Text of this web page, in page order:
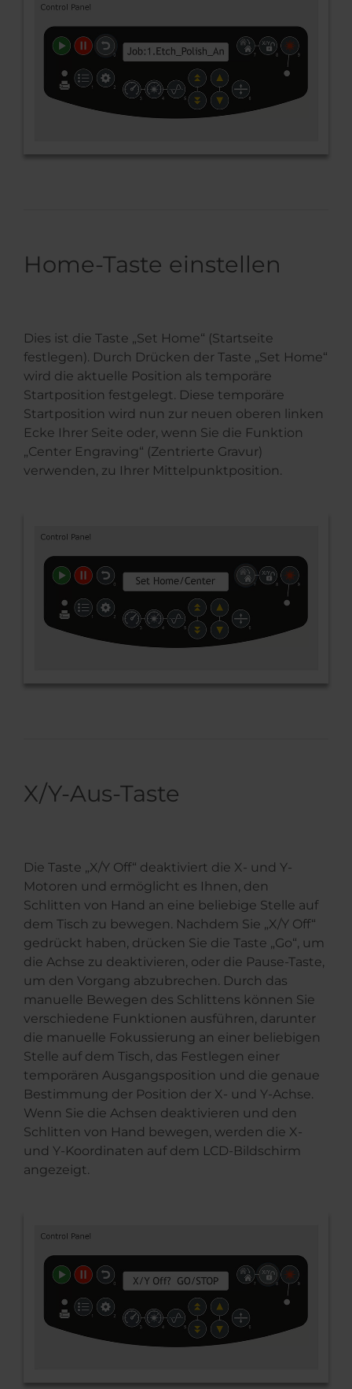
Home-Taste einstellen
Dies ist die Taste „Set Home“ (Startseite
festlegen). Durch Drücken der Taste „Set Home“
wird die aktuelle Position als temporäre
Startposition festgelegt. Diese temporäre
Startposition wird nun zur neuen oberen linken
Ecke Ihrer Seite oder, wenn Sie die Funktion
„Center Engraving“ (Zentrierte Gravur)
verwenden, zu Ihrer Mittelpunktposition.
X/Y-Aus-Taste
Die Taste „X/Y Off“ deaktiviert die X- und Y-
Motoren und ermöglicht es Ihnen, den
Schlitten von Hand an eine beliebige Stelle auf
dem Tisch zu bewegen. Nachdem Sie „X/Y Off“
gedrückt haben, drücken Sie die Taste „Go“, um
die Achse zu deaktivieren, oder die Pause-Taste,
um den Vorgang abzubrechen. Durch das
manuelle Bewegen des Schlittens können Sie
verschiedene Funktionen ausführen, darunter
die manuelle Fokussierung an einer beliebigen
Stelle auf dem Tisch, das Festlegen einer
temporären Ausgangsposition und die genaue
Bestimmung der Position der X- und Y-Achse.
Wenn Sie die Achsen deaktivieren und den
Schlitten von Hand bewegen, werden die X-
und Y-Koordinaten auf dem LCD-Bildschirm
angezeigt.